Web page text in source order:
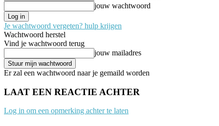
jouw wachtwoord
Je wachtwoord vergeten? hulp krijgen
Wachtwoord herstel
Vind je wachtwoord terug
jouw mailadres
Er zal een wachtwoord naar je gemaild worden
LAAT EEN REACTIE ACHTER
Log in om een opmerking achter te laten